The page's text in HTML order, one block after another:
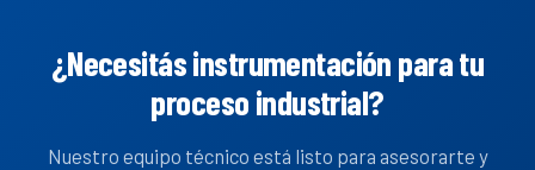
¿Necesitás instrumentación para tu
proceso industrial?
Nuestro equipo técnico está listo para asesorarte y